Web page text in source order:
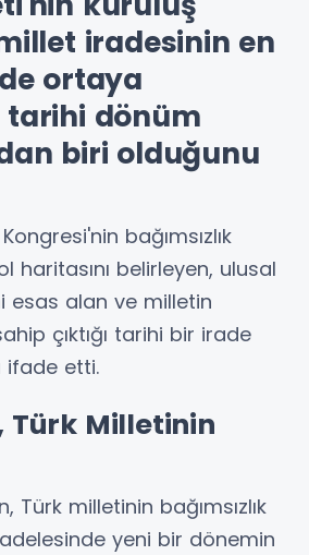
iradesinin en
ortaya
dönüm
biri olduğunu
bağımsızlık
haritasını belirleyen, ulusal
esas alan ve milletin
çıktığı tarihi bir irade
ifade etti.
Türk Milletinin
Türk milletinin bağımsızlık
yeni bir dönemin